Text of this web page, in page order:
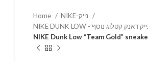
Home
NIKE Dunk Low “Team Gold”